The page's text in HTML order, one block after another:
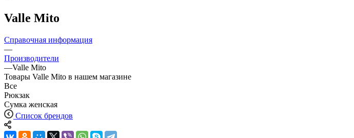
Valle Mito
Справочная информация
—
Производители
—Valle Mito
Товары Valle Mito в нашем магазине
Все
Рюкзак
Сумка женская
Список брендов